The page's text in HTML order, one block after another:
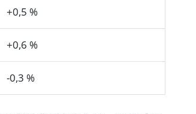
+0,5 %
+0,6 %
-0,3 %